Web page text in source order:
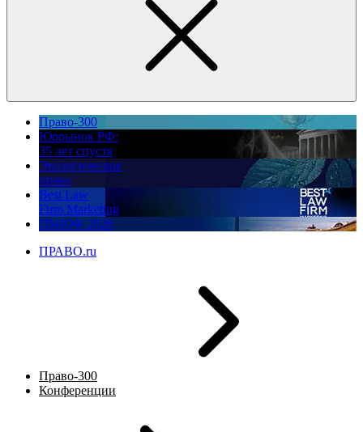
Право-300
Юррынок РФ:
35 лет спустя
Экологическое
право
Best Law
Firm Marketing
ПМЮФ 2026
ПРАВО.ru
Право-300
Конференции